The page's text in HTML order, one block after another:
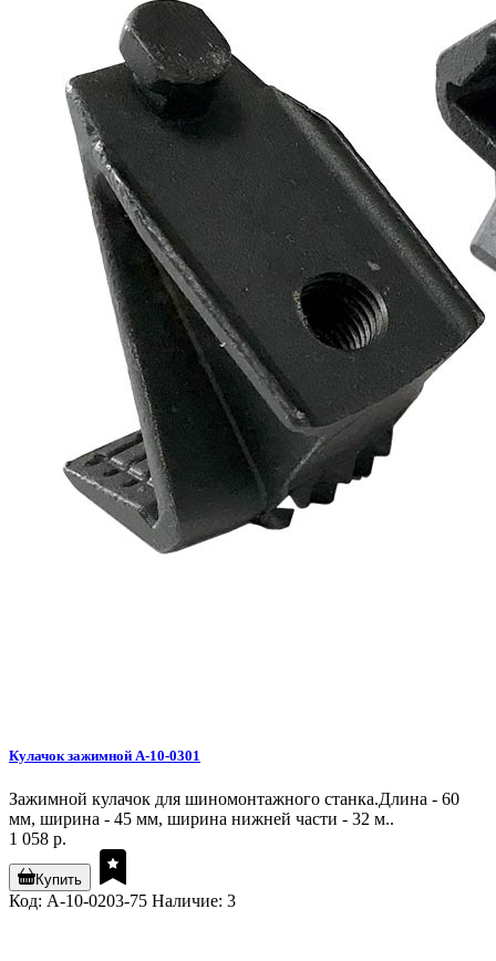
Кулачок зажимной A-10-0301
Зажимной кулачок для шиномонтажного станка.Длина - 60
мм, ширина - 45 мм, ширина нижней части - 32 м..
1 058 р.
Купить
Код: A-10-0203-75 Наличие: 3